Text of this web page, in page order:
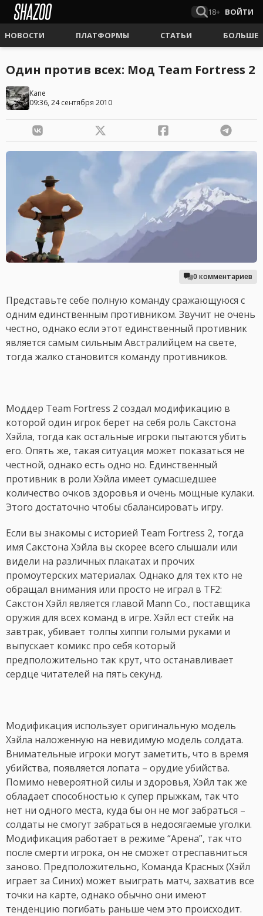
18+ ВОЙТИ
НОВОСТИ ПЛАТФОРМЫ СТАТЬИ БОЛЬШЕ
Один против всех: Мод Team Fortress 2
Kane
09:36, 24 сентября 2010
0 комментариев
Представьте себе полную команду сражающуюся с
одним единственным противником. Звучит не очень
честно, однако если этот единственный противник
является самым сильным Австралийцем на свете,
тогда жалко становится команду противников.
Моддер Team Fortress 2 создал модификацию в
которой один игрок берет на себя роль Сакстона
Хэйла, тогда как остальные игроки пытаются убить
его. Опять же, такая ситуация может показаться не
честной, однако есть одно но. Единственный
противник в роли Хэйла имеет сумасшедшее
количество очков здоровья и очень мощные кулаки.
Этого достаточно чтобы сбалансировать игру.
Если вы знакомы с историей Team Fortress 2, тогда
имя Сакстона Хэйла вы скорее всего слышали или
видели на различных плакатах и прочих
промоутерских материалах. Однако для тех кто не
обращал внимания или просто не играл в TF2:
Сакстон Хэйл является главой Mann Co., поставщика
оружия для всех команд в игре. Хэйл ест стейк на
завтрак, убивает толпы хиппи голыми руками и
выпускает комикс про себя который
предположительно так крут, что останавливает
сердце читателей на пять секунд.
Модификация использует оригинальную модель
Хэйла наложенную на невидимую модель солдата.
Внимательные игроки могут заметить, что в время
убийства, появляется лопата – орудие убийства.
Помимо невероятной силы и здоровья, Хэйл так же
обладает способностью к супер прыжкам, так что
нет ни одного места, куда бы он не мог забраться –
солдаты не смогут забраться в недосягаемые уголки.
Модификация работает в режиме “Арена”, так что
после смерти игрока, он не сможет отреспавниться
заново. Предположительно, Команда Красных (Хэйл
играет за Синих) может выиграть матч, захватив все
точки на карте, однако обычно они имеют
тенденцию погибать раньше чем это происходит.